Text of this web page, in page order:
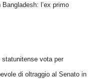
l’ex primo
vota per
di oltraggio al Senato in